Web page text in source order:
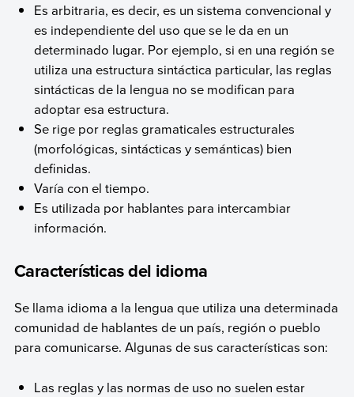
Es arbitraria, es decir, es un sistema convencional y
es independiente del uso que se le da en un
determinado lugar. Por ejemplo, si en una región se
utiliza una estructura sintáctica particular, las reglas
sintácticas de la lengua no se modifican para
adoptar esa estructura.
Se rige por reglas gramaticales estructurales
(morfológicas, sintácticas y semánticas) bien
definidas.
Varía con el tiempo.
Es utilizada por hablantes para intercambiar
información.
Características del idioma
Se llama idioma a la lengua que utiliza una determinada
comunidad de hablantes de un país, región o pueblo
para comunicarse. Algunas de sus características son:
Las reglas y las normas de uso no suelen estar